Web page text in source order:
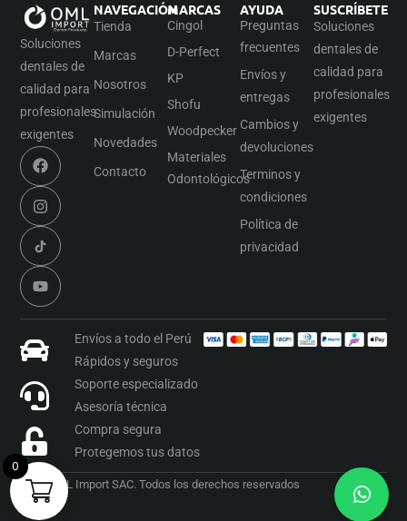
Soluciones
dentales de
calidad para
profesionales
exigentes
NAVEGACIÓN
Tienda
Marcas
Nosotros
Simulación
Novedades
Contacto
MARCAS
Cingol
D-Perfect
KP
Shofu
Woodpecker
Materiales
Odontológicos
AYUDA
Preguntas
frecuentes
Envíos y
entregas
Cambios y
devoluciones
Terminos y
condiciones
Política de
privacidad
SUSCRÍBETE
Soluciones
dentales de
calidad para
profesionales
exigentes
Envíos a todo el Perú
Rápidos y seguros
Soporte especializado
Asesoría técnica
Compra segura
Protegemos tus datos
2026 OML Import SAC. Todos los derechos reservados
0